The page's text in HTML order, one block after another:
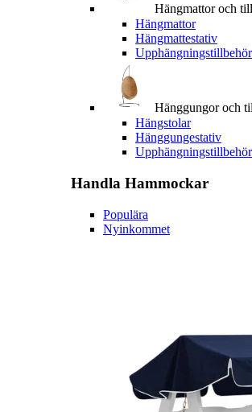
Hängmattor och
Hängmattor
Hängmattestativ
Upphängningstillbehör
Hänggungor och
Hängstolar
Hänggungestativ
Handla Hammockar
Populära
Nyinkommet